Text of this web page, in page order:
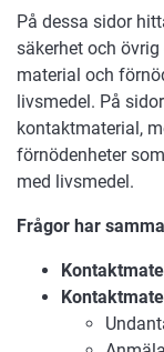
På dessa sidor
säkerhet och
material och
livsmedel. På
kontaktmaterial,
förnödenheter
med livsmedel.
Frågor har